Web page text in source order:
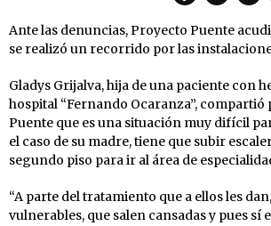
Ante las denuncias, Proyecto Puente
se realizó un recorrido por las
Gladys Grijalva, hija de una paciente con
hospital “Fernando Ocaranza”, compartió
Puente que es una situación muy difícil
el caso de su madre, tiene que subir
segundo piso para ir al área de
“A parte del tratamiento que a ellos les
vulnerables, que salen cansadas y pues